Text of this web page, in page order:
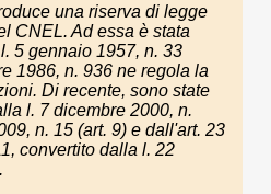
una riserva di legge
CNEL. Ad essa è stata
5 gennaio 1957, n. 33
1986, n. 936 ne regola la
Di recente, sono state
l. 7 dicembre 2000, n.
n. 15 (art. 9) e dall'art. 23
convertito dalla l. 22